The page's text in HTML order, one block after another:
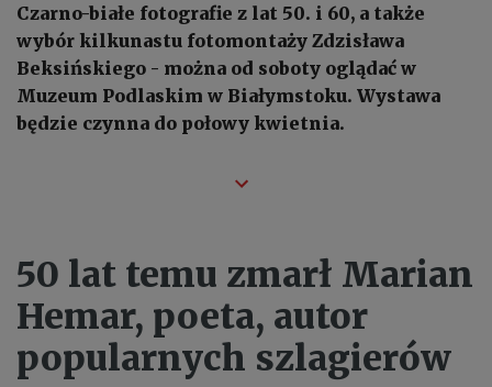
Czarno-białe fotografie z lat 50. i 60, a także
wybór kilkunastu fotomontaży Zdzisława
Beksińskiego - można od soboty oglądać w
Muzeum Podlaskim w Białymstoku. Wystawa
będzie czynna do połowy kwietnia.
50 lat temu zmarł Marian
Hemar, poeta, autor
popularnych szlagierów